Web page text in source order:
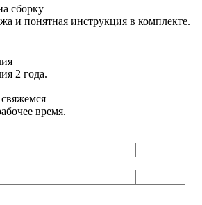
сборку
и понятная инструкция в комплекте.
2 года.
время.